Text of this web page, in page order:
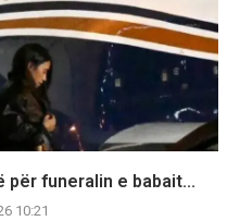
funeralin e babait...
10:21